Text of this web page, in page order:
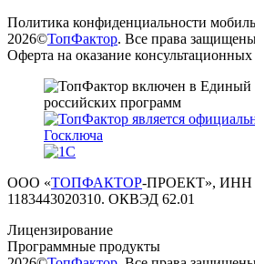
Политика конфиденциальности
2026©ТопФактор. Все права
Оферта на оказание консультационных
ООО «ТОПФАКТОР-ПРОЕКТ», ИНН
1183443020310. ОКВЭД 62.01
Лицензирование
Программные продукты